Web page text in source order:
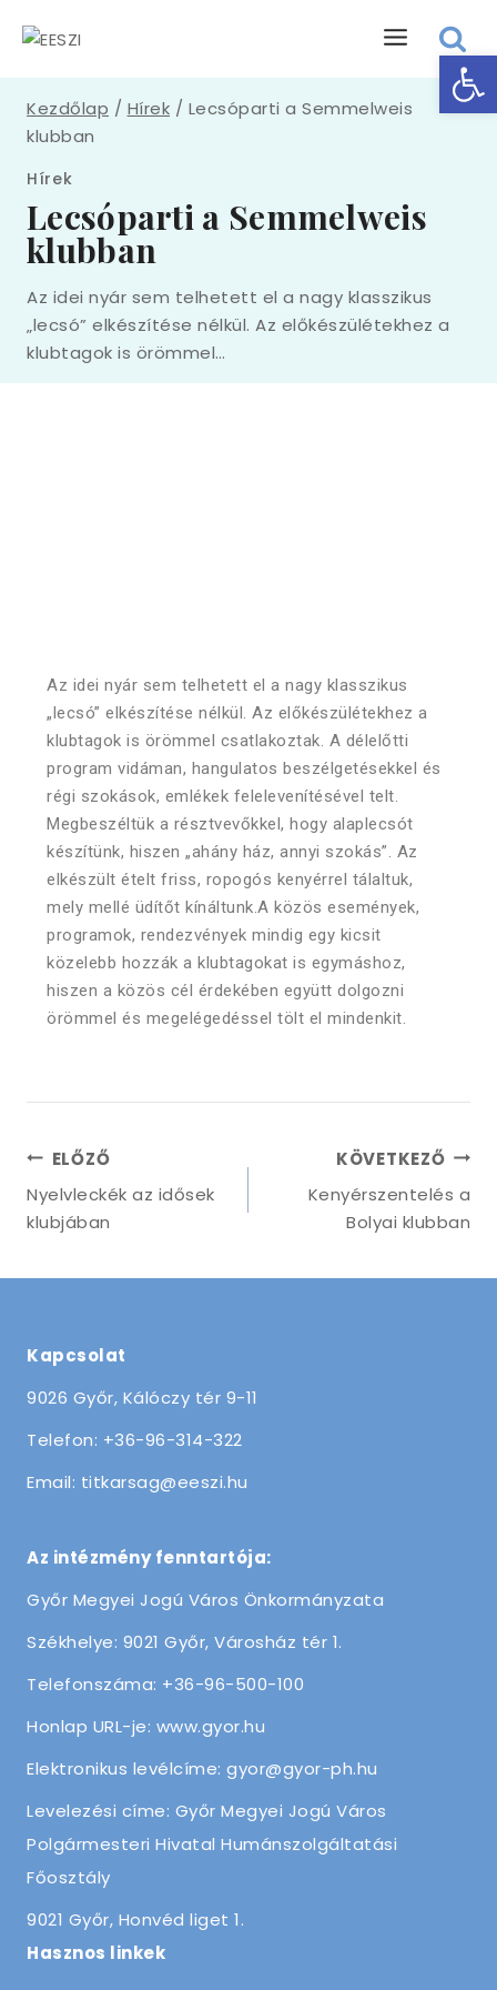
Kezdőlap / Hírek / Lecsóparti a Semmelweis
klubban
Hírek
Lecsóparti a Semmelweis
klubban
Az idei nyár sem telhetett el a nagy klasszikus
„lecsó” elkészítése nélkül. Az előkészülétekhez a
klubtagok is örömmel…
Az idei nyár sem telhetett el a nagy klasszikus
„lecsó” elkészítése nélkül. Az előkészülétekhez a
klubtagok is örömmel csatlakoztak. A délelőtti
program vidáman, hangulatos beszélgetésekkel és
régi szokások, emlékek felelevenítésével telt.
Megbeszéltük a résztvevőkkel, hogy alaplecsót
készítünk, hiszen „ahány ház, annyi szokás”. Az
elkészült ételt friss, ropogós kenyérrel tálaltuk,
mely mellé üdítőt kínáltunk.A közös események,
programok, rendezvények mindig egy kicsit
közelebb hozzák a klubtagokat is egymáshoz,
hiszen a közös cél érdekében együtt dolgozni
örömmel és megelégedéssel tölt el mindenkit.
ELŐZŐ
Nyelvleckék az idősek
klubjában
KÖVETKEZŐ
Kenyérszentelés a
Bolyai klubban
Kapcsolat
9026 Győr, Kálóczy tér 9-11
Telefon: +36-96-314-322
Email: titkarsag@eeszi.hu
Az intézmény fenntartója:
Győr Megyei Jogú Város Önkormányzata
Székhelye: 9021 Győr, Városház tér 1.
Telefonszáma: +36-96-500-100
Honlap URL-je: www.gyor.hu
Elektronikus levélcíme: gyor@gyor-ph.hu
Levelezési címe: Győr Megyei Jogú Város
Polgármesteri Hivatal Humánszolgáltatási
Főosztály
9021 Győr, Honvéd liget 1.
Hasznos linkek